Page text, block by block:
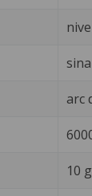
arc
10